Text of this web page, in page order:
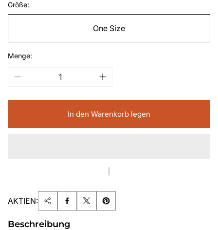
Größe:
One Size
Menge:
In den Warenkorb legen
AKTIEN:
Beschreibung